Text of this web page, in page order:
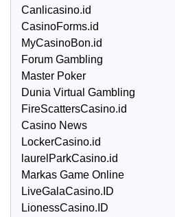
Canlicasino.id
CasinoForms.id
MyCasinoBon.id
Forum Gambling
Master Poker
Dunia Virtual Gambling
FireScattersCasino.id
Casino News
LockerCasino.id
laurelParkCasino.id
Markas Game Online
LiveGalaCasino.ID
LionessCasino.ID